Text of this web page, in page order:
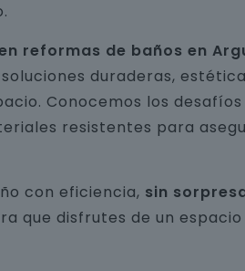
reformas de baños en
duraderas,
Conocemos los
resistentes para
con eficiencia, sin
que disfrutes de un espacio